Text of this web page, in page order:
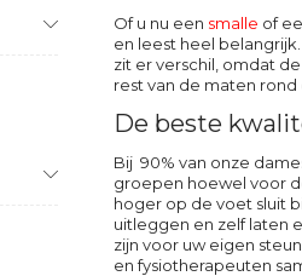
Of u nu een smalle of
en leest heel
zit er verschil, omdat
rest van de maten
De beste
Bij 90% van onze
groepen hoewel voor
hoger op de voet sluit
uitleggen en zelf laten
zijn voor uw eigen
en fysiotherapeuten